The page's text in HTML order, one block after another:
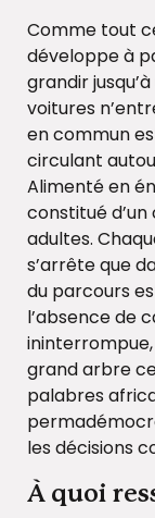
Comme tout
développe à
grandir
voitures
en commun
circulant
Alimenté en
constitué
adultes.
s’arrête que
du parcours
l’absence de
ininterrompue,
grand arbre
palabres
les décisions
À quoi